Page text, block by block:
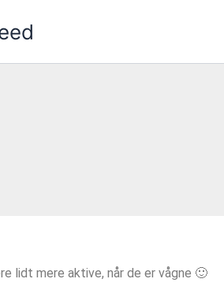
lidt mere aktive, når de er vågne 🙂